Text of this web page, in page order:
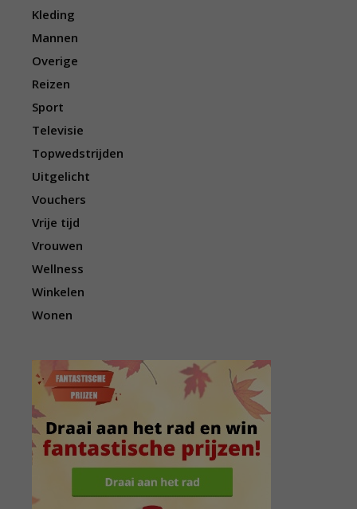
Kleding
Mannen
Overige
Reizen
Sport
Televisie
Topwedstrijden
Uitgelicht
Vouchers
Vrije tijd
Vrouwen
Wellness
Winkelen
Wonen